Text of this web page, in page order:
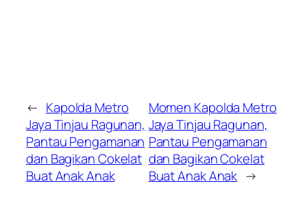
← Kapolda Metro
Jaya Tinjau Ragunan,
Pantau Pengamanan
dan Bagikan Cokelat
Buat Anak Anak
Momen Kapolda Metro
Jaya Tinjau Ragunan,
Pantau Pengamanan
dan Bagikan Cokelat
Buat Anak Anak →